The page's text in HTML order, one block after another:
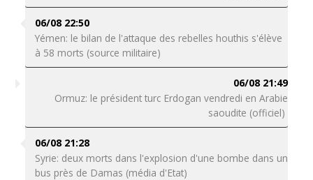
06/08 22:50
Yémen: le bilan de l'attaque des rebelles houthis s'élève
à 58 morts (source militaire)
06/08 21:49
Ormuz: le président turc Erdogan vendredi en Arabie
saoudite (officiel)
06/08 21:28
Syrie: deux morts dans l'explosion d'une bombe dans un
bus près de Damas (média d'Etat)